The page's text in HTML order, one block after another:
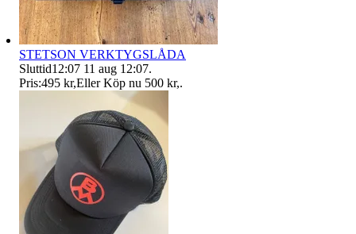
STETSON VERKTYGSLÅDA
Sluttid12:07 11 aug 12:07.
Pris:495 kr,Eller Köp nu 500 kr,.